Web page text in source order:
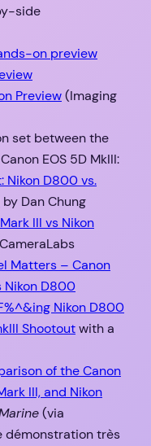
side
on preview
Preview(Imaging
set between the
EOS 5D MkIII:
Nikon D800 vs.
by Dan Chung
III vs Nikon
Matters – Canon
Nikon D800
Nikon D800
Shootoutwith a
of the Canon
III, and Nikon
(via
démonstration très